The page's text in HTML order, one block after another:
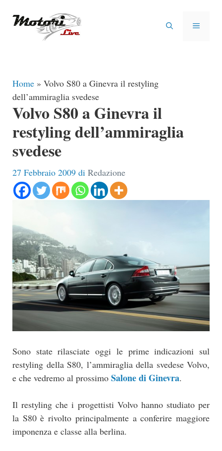
MENU
Home » Volvo S80 a Ginevra il restyling
dell’ammiraglia svedese
Volvo S80 a Ginevra il
restyling dell’ammiraglia
svedese
27 Febbraio 2009 di Redazione
Sono state rilasciate oggi le prime indicazioni sul
restyling della S80, l’ammiraglia della svedese Volvo,
e che vedremo al prossimo Salone di Ginevra.
Il restyling che i progettisti Volvo hanno studiato per
la S80 è rivolto principalmente a conferire maggiore
imponenza e classe alla berlina.